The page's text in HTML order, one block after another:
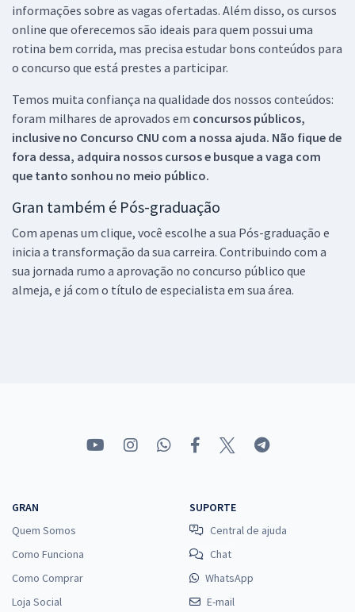
informações sobre as vagas ofertadas. Além disso, os cursos
online que oferecemos são ideais para quem possui uma
rotina bem corrida, mas precisa estudar bons conteúdos para
o concurso que está prestes a participar.
Temos muita confiança na qualidade dos nossos conteúdos:
foram milhares de aprovados em concursos públicos,
inclusive no Concurso CNU com a nossa ajuda. Não fique de
fora dessa, adquira nossos cursos e busque a vaga com
que tanto sonhou no meio público.
Gran também é Pós-graduação
Com apenas um clique, você escolhe a sua Pós-graduação e
inicia a transformação da sua carreira. Contribuindo com a
sua jornada rumo a aprovação no concurso público que
almeja, e já com o título de especialista em sua área.
GRAN
Quem Somos
Como Funciona
Como Comprar
Loja Social
SUPORTE
Central de ajuda
Chat
WhatsApp
E-mail